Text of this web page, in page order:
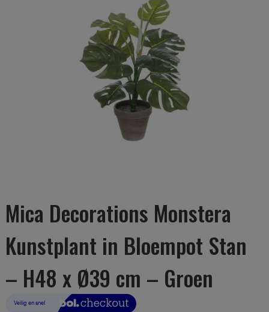
Mica Decorations Monstera
Kunstplant in Bloempot Stan
– H48 x Ø39 cm – Groen